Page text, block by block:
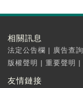
相關訊息
法定公告欄 | 廣告查詢
版權聲明 | 重要聲明 |
友情鏈接